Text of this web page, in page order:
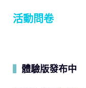
活動問卷
體驗版發布中